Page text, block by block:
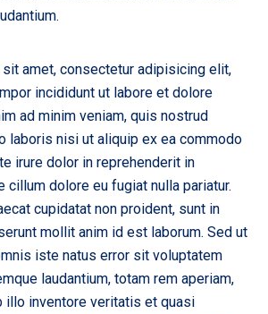
amet, consectetur adipisicing elit,
incididunt ut labore et dolore
ad minim veniam, quis nostrud
laboris nisi ut aliquip ex ea commodo
irure dolor in reprehenderit in
dolore eu fugiat nulla pariatur.
cupidatat non proident, sunt in
mollit anim id est laborum. Sed ut
iste natus error sit voluptatem
laudantium, totam rem aperiam,
illo inventore veritatis et quasi